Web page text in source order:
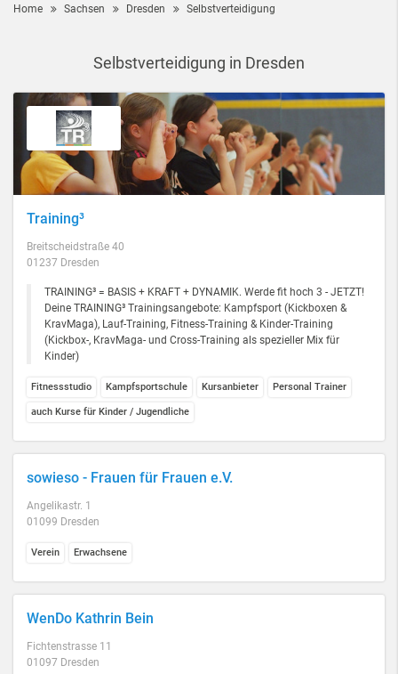
Home Sachsen Dresden Selbstverteidigung
Selbstverteidigung in Dresden
Training³
Breitscheidstraße 40
01237 Dresden
TRAINING³ = BASIS + KRAFT + DYNAMIK. Werde fit hoch 3 - JETZT!
Deine TRAINING³ Trainingsangebote: Kampfsport (Kickboxen &
KravMaga), Lauf-Training, Fitness-Training & Kinder-Training
(Kickbox-, KravMaga- und Cross-Training als spezieller Mix für
Kinder)
Fitnessstudio Kampfsportschule Kursanbieter Personal Trainer
auch Kurse für Kinder / Jugendliche
sowieso - Frauen für Frauen e.V.
Angelikastr. 1
01099 Dresden
Verein Erwachsene
WenDo Kathrin Bein
Fichtenstrasse 11
01097 Dresden